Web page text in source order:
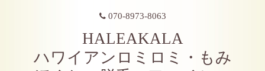
070-8973-8063
HALEAKALA
ハワイアンロミロミ・もみ